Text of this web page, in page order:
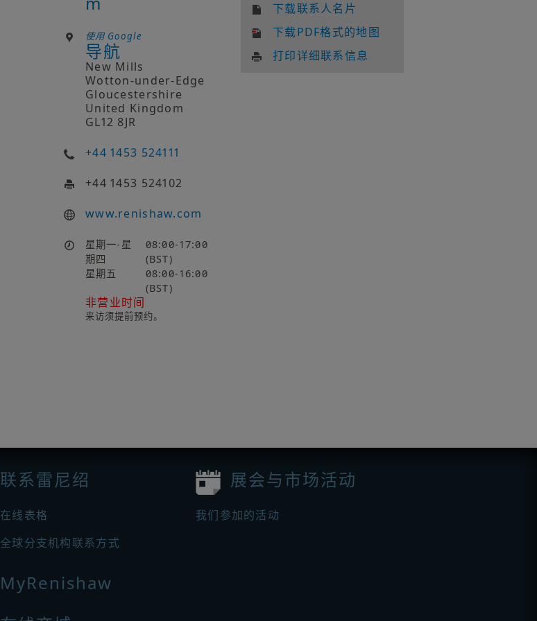
使用 Google
导航
New Mills
Wotton-under-Edge
Gloucestershire
United Kingdom
GL12 8JR
+44 1453 524111
+44 1453 524102
www.renishaw.com
星期一-星
期四
08:00-17:00
(BST)
星期五
08:00-16:00
(BST)
非营业时间
来访须提前预约。
下载联系人名片
下载PDF格式的地图
打印详细联系信息
联系雷尼绍
在线表格
全球分支机构联系方式
MyRenishaw
展会与市场活动
我们参加的活动